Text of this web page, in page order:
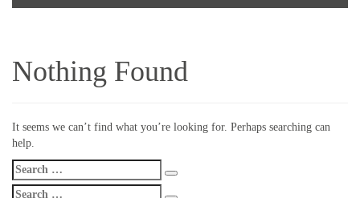
Nothing Found
It seems we can’t find what you’re looking for. Perhaps searching can
help.
Search
for:
Search